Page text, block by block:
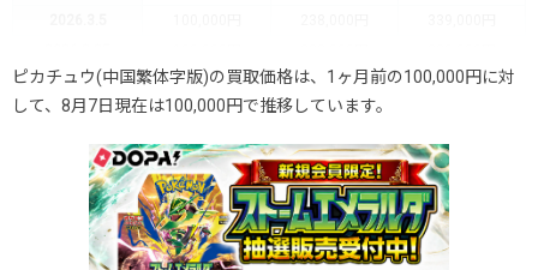
2026.2.15
100,000円 238,000円
335,000円
2026.2.5
100,000円 238,000円
2026.1.15
100,000円 238,000円
323,000円
2026.1.5
100,000円 238,000円
279,000円
2025.12.25
100,000円 238,000円
295,000円
2025.12.15
100,000円 238,000円
240,000円
ピカチュウ(中国繁体字版)の買取価格は、1ヶ月前の100,000円に対
して、8月7日現在は100,000円で推移しています。